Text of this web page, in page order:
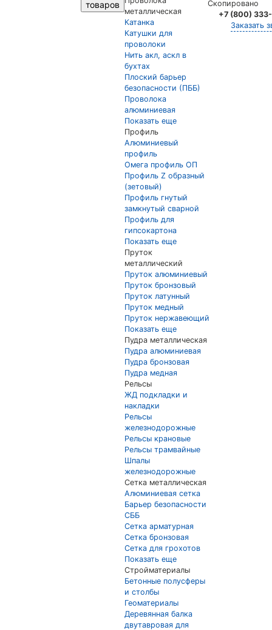
товаров
металлическая
Катанка
Катушки для
проволоки
Нить акл, аскл в
бухтах
Плоский барьер
безопасности (ПББ)
Проволока
алюминиевая
Показать еще
Профиль
Алюминиевый
профиль
Омега профиль ОП
Профиль Z образный
(зетовый)
Профиль гнутый
замкнутый сварной
Профиль для
гипсокартона
Показать еще
Пруток
металлический
Пруток алюминиевый
Пруток бронзовый
Пруток латунный
Пруток медный
Пруток нержавеющий
Показать еще
Пудра металлическая
Пудра алюминиевая
Пудра бронзовая
Пудра медная
Рельсы
ЖД подкладки и
накладки
Рельсы
железнодорожные
Рельсы крановые
Рельсы трамвайные
Шпалы
железнодорожные
Сетка металлическая
Алюминиевая сетка
Барьер безопасности
СББ
Сетка арматурная
Сетка бронзовая
Сетка для грохотов
Показать еще
Стройматериалы
Бетонные полусферы
и столбы
Геоматериалы
Деревянная балка
двутавровая для
Скопировано
+7 (800)
Заказать